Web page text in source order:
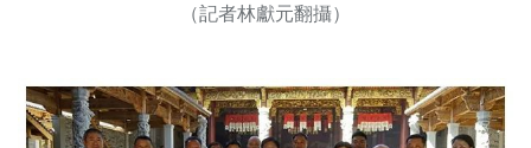
（記者林獻元翻攝）